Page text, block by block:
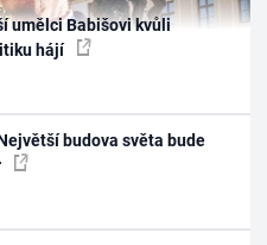
umělci Babišovi kvůli
hájí
budova světa bude